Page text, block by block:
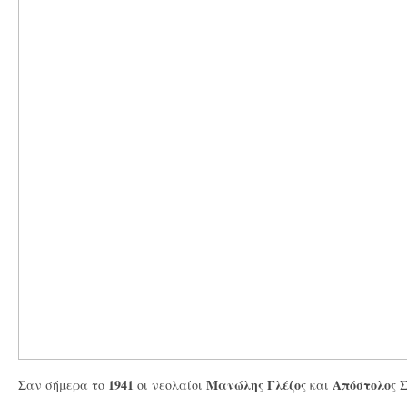
Σαν σήμερα το 1941 οι νεολαίοι Μανώλης Γλέζος και Απόστολος